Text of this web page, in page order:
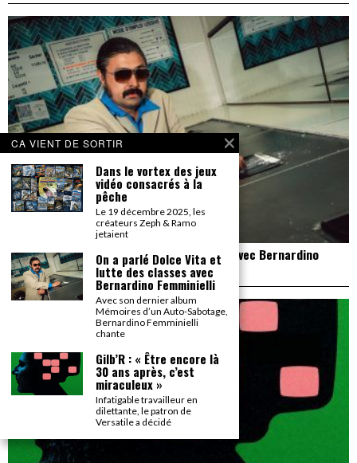
On a parlé Dolce Vita et lutte des classes avec Bernardino
Femminielli
CA VIENT DE SORTIR
Dans le vortex des jeux
vidéo consacrés à la
pêche
Le 19 décembre 2025, les
créateurs Zeph & Ramo
jetaient
On a parlé Dolce Vita et
lutte des classes avec
Bernardino Femminielli
Avec son dernier album
Mémoires d’un Auto-Sabotage,
Bernardino Femminielli
chante
Gilb’R : « Être encore là
30 ans après, c’est
miraculeux »
Infatigable travailleur en
dilettante, le patron de
Versatile a décidé